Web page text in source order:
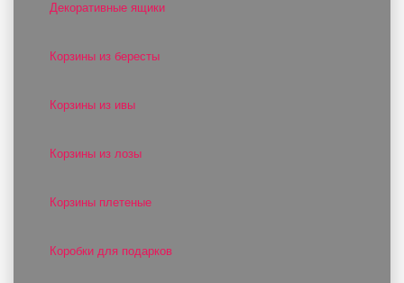
Декоративные ящики
Корзины из бересты
Корзины из ивы
Корзины из лозы
Корзины плетеные
Коробки для подарков